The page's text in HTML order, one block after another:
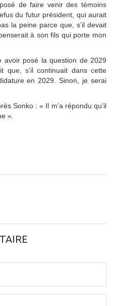
de faire venir des témoins
du futur président, qui aurait
la peine parce que, s’il devait
à son fils qui porte mon
avoir posé la question de 2029
s’il continuait dans cette
en 2029. Sinon, je serai
Sonko : « Il m’a répondu qu’il
».